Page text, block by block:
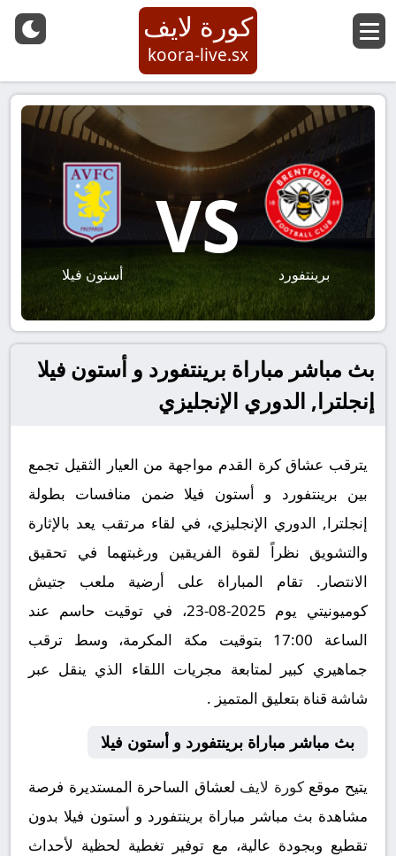
كورة لايف
koora-live.sx
برينتفورد
VS
أستون فيلا
بث مباشر مباراة برينتفورد و أستون فيلا
إنجلترا, الدوري الإنجليزي
يترقب عشاق كرة القدم مواجهة من العيار الثقيل تجمع
بين برينتفورد و أستون فيلا ضمن منافسات بطولة
إنجلترا, الدوري الإنجليزي، في لقاء مرتقب يعد بالإثارة
والتشويق نظراً لقوة الفريقين ورغبتهما في تحقيق
الانتصار. تقام المباراة على أرضية ملعب جتيش
كوميونيتي يوم 2025-08-23، في توقيت حاسم عند
الساعة 17:00 بتوقيت مكة المكرمة، وسط ترقب
جماهيري كبير لمتابعة مجريات اللقاء الذي ينقل عبر
شاشة قناة بتعليق المتميز .
بث مباشر مباراة برينتفورد و أستون فيلا
يتيح موقعكورة لايف لعشاق الساحرة المستديرة فرصة
مشاهدة بث مباشر مباراة برينتفورد و أستون فيلا بدون
تقطيع وبجودة عالية، مع توفير تغطية لحظية لأحداث